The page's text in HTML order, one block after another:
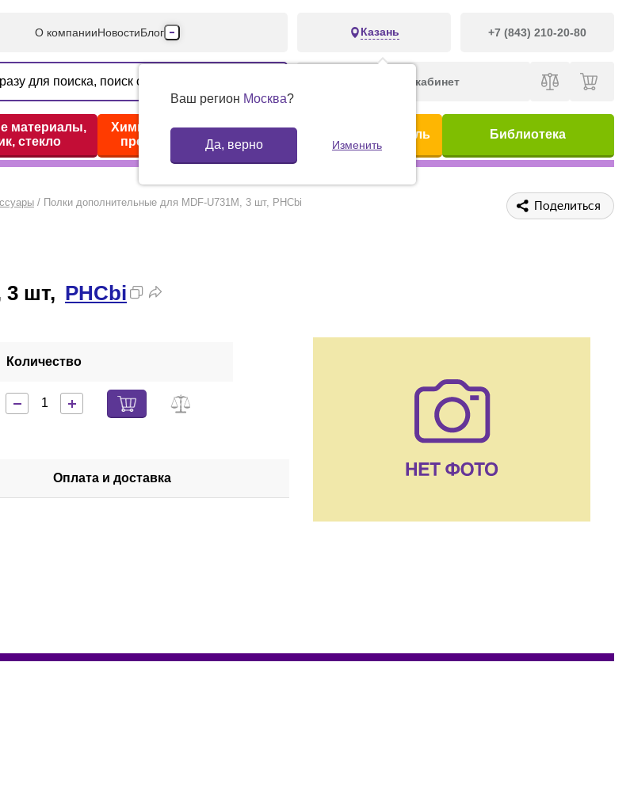
О компанииНовостиБлог
Производители
Партнеры
Контакты
Казань +7 (843) 210-20-80
Ваш регион Москва?
Да, верно Изменить
Личный кабинет
материалы,
стекло
Химические реактивы,
препараты, наборы
Предметный указатель Библиотека
/ Полки дополнительные для MDF-U731M, 3 шт, PHCbi Поделиться
3 шт, PHCbi
Количество
Оплата и доставка